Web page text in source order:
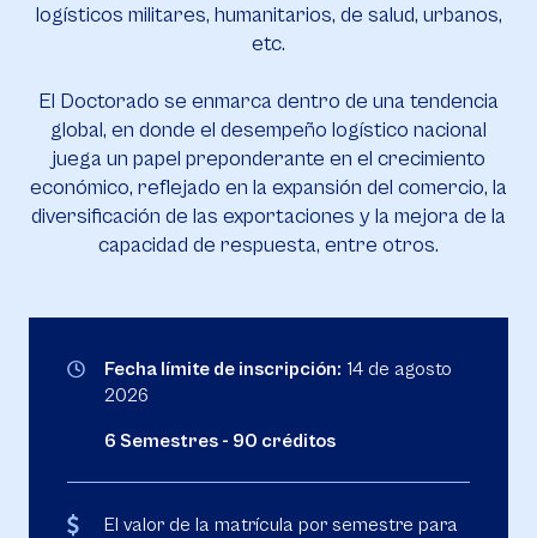
logísticos militares, humanitarios, de salud, urbanos,
etc.
El Doctorado se enmarca dentro de una tendencia
global, en donde el desempeño logístico nacional
juega un papel preponderante en el crecimiento
económico, reflejado en la expansión del comercio, la
diversificación de las exportaciones y la mejora de la
capacidad de respuesta, entre otros.
Fecha límite de inscripción: 14 de agosto
2026
6 Semestres - 90 créditos
El valor de la matrícula por semestre para